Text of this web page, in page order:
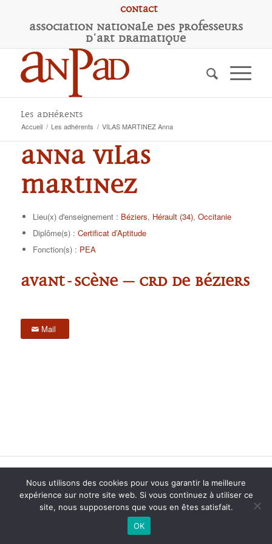
Contact
Association Nationale des Professeurs
d'Art Dramatique
Les adhérents
Accueil / Les adhérents / VILAS MARTINEZ Anna
Anna VILAS
MARTINEZ
Lieu(x) d'enseignement : Béziers, Hérault (34), Occitanie
Diplôme(s) : Certificat d’Aptitude
Fonction(s) : PEA
Avant-Scène – CRD de Béziers
Mail
Mentions Légales
Nous écrire
Nous utilisons des cookies pour vous garantir la meilleure
expérience sur notre site web. Si vous continuez à utiliser ce
site, nous supposerons que vous en êtes satisfait.
OK